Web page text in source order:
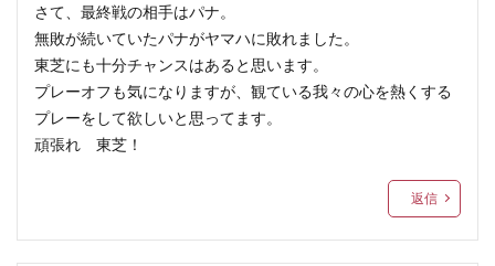
さて、最終戦の相手はパナ。
無敗が続いていたパナがヤマハに敗れました。
東芝にも十分チャンスはあると思います。
プレーオフも気になりますが、観ている我々の心を熱くする
プレーをして欲しいと思ってます。
頑張れ 東芝！
返信